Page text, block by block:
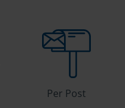
Per Post